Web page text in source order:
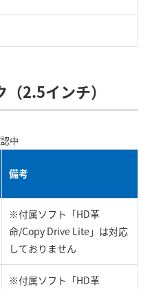
2.5インチ）
中
備考
※付属ソフト「HD革
命/Copy Drive Lite」は対応
しておりません
※付属ソフト「HD革